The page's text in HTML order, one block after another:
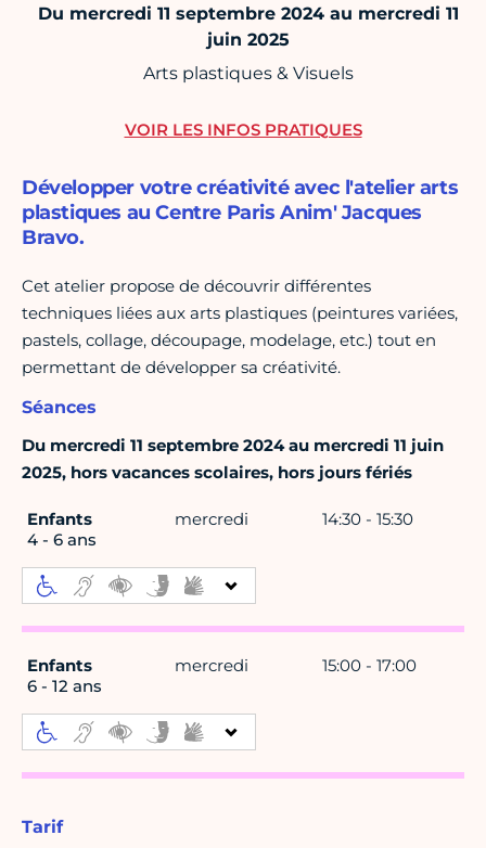
Du mercredi 11 septembre 2024 au mercredi 11
juin 2025
Arts plastiques & Visuels
Développer votre créativité avec l'atelier arts
plastiques au Centre Paris Anim' Jacques
Bravo.
Cet atelier propose de découvrir différentes
techniques liées aux arts plastiques (peintures variées,
pastels, collage, découpage, modelage, etc.) tout en
permettant de développer sa créativité.
Séances
Du mercredi 11 septembre 2024 au mercredi 11 juin
2025, hors vacances scolaires, hors jours fériés
Enfants
4 - 6 ans
mercredi 14:30 - 15:30
Enfants
6 - 12 ans
mercredi 15:00 - 17:00
Tarif
VOIR LES INFOS PRATIQUES